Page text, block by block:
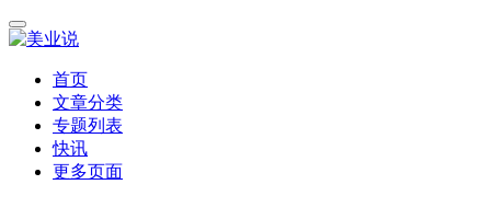
首页
文章分类
专题列表
快讯
更多页面